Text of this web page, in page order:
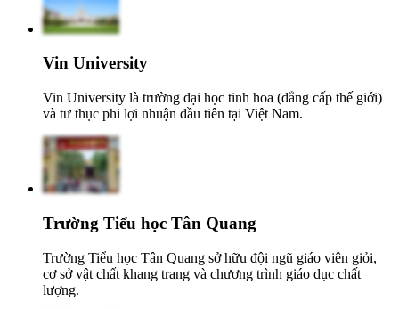
Vin University
Vin University là trường đại học tinh hoa (đẳng cấp thế giới)
và tư thục phi lợi nhuận đầu tiên tại Việt Nam.
Trường Tiểu học Tân Quang
Trường Tiểu học Tân Quang sở hữu đội ngũ giáo viên giỏi,
cơ sở vật chất khang trang và chương trình giáo dục chất
lượng.